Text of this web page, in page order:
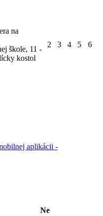
na
škole, 11 -
kostol
2 3 4 5 6
aplikácii -
Ne